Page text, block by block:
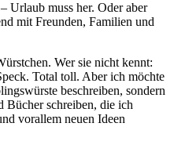
Urlaub muss her. Oder aber
mit Freunden, Familien und
Wer sie nicht kennt:
Total toll. Aber ich möchte
beschreiben, sondern
Bücher schreiben, die ich
vorallem neuen Ideen